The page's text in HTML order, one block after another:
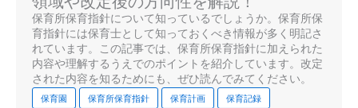
保育所保育指針について知っているでしょうか。保育所保
育指針には保育士として知っておくべき情報が多く明記さ
れています。この記事では、保育所保育指針に加えられた
内容や理解するうえでのポイントを紹介しています。改定
された内容を知るためにも、ぜひ読んでみてください。
保育園 保育所保育指針 保育計画 保育記録